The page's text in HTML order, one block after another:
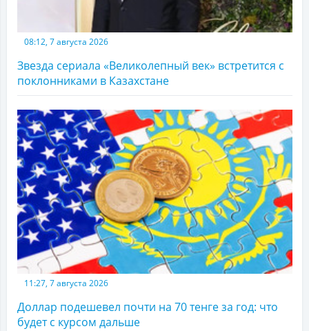
08:12, 7 августа 2026
Звезда сериала «Великолепный век» встретится с
поклонниками в Казахстане
11:27, 7 августа 2026
Доллар подешевел почти на 70 тенге за год: что
будет с курсом дальше